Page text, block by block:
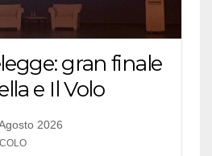
gran finale
e Il Volo
2026